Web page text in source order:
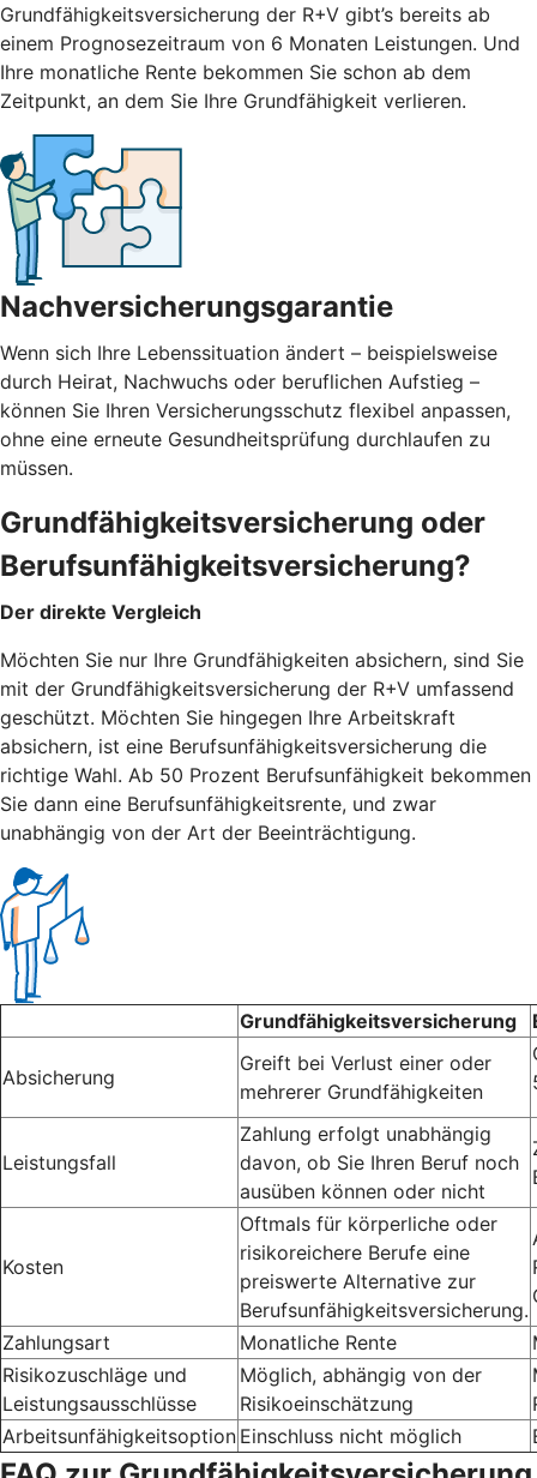
Grundfähigkeitsversicherung der R+V gibt’s bereits ab
einem Prognosezeitraum von 6 Monaten Leistungen. Und
Ihre monatliche Rente bekommen Sie schon ab dem
Zeitpunkt, an dem Sie Ihre Grundfähigkeit verlieren.
Nachversicherungsgarantie
Wenn sich Ihre Lebenssituation ändert – beispielsweise
durch Heirat, Nachwuchs oder beruflichen Aufstieg –
können Sie Ihren Versicherungsschutz flexibel anpassen,
ohne eine erneute Gesundheitsprüfung durchlaufen zu
müssen.
Grundfähigkeitsversicherung oder
Berufsunfähigkeitsversicherung?
Der direkte Vergleich
Möchten Sie nur Ihre Grundfähigkeiten absichern, sind Sie
mit der Grundfähigkeitsversicherung der R+V umfassend
geschützt. Möchten Sie hingegen Ihre Arbeitskraft
absichern, ist eine Berufsunfähigkeitsversicherung die
richtige Wahl. Ab 50 Prozent Berufsunfähigkeit bekommen
Sie dann eine Berufsunfähigkeitsrente, und zwar
unabhängig von der Art der Beeinträchtigung.
Grundfähigkeitsversicherung
Absicherung
Greift bei Verlust einer oder
mehrerer Grundfähigkeiten
Leistungsfall
Zahlung erfolgt unabhängig
davon, ob Sie Ihren Beruf noch
ausüben können oder nicht
Kosten
Oftmals für körperliche oder
risikoreichere Berufe eine
preiswerte Alternative zur
Berufsunfähigkeitsversicherung.
Zahlungsart
Monatliche Rente
Risikozuschläge und
Leistungsausschlüsse
Möglich, abhängig von der
Risikoeinschätzung
Arbeitsunfähigkeitsoption Einschluss nicht möglich